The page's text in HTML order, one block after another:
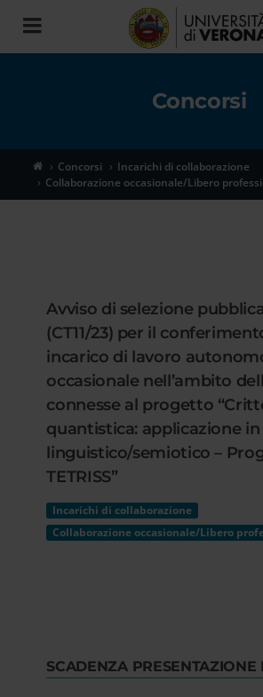
Toggle
navigation
Concorsi
Concorsi
Incarichi di collaborazione
Collaborazione occasionale/Libero
Avviso di selezione
(CT11/23) per il
incarico di lavoro
occasionale nell’ambito
connesse al progetto
quantistica: applicazione
linguistico/semiotico –
TETRISS”
Incarichi di collaborazione
Collaborazione occasionale/Libero
SCADENZA